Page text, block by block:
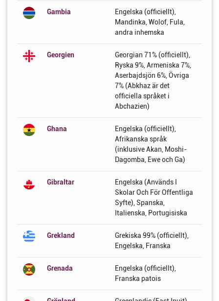
Gambia
Engelska (officiellt),
Mandinka, Wolof, Fula,
andra inhemska
Georgien
Georgian 71% (officiellt),
Ryska 9%, Armeniska 7%,
Aserbajdsjön 6%, Övriga
7% (Abkhaz är det
officiella språket i
Abchazien)
Ghana
Engelska (officiellt),
Afrikanska språk
(inklusive Akan, Moshi-
Dagomba, Ewe och Ga)
Gibraltar
Engelska (Används I
Skolar Och För Offentliga
Syfte), Spanska,
Italienska, Portugisiska
Grekland
Grekiska 99% (officiellt),
Engelska, Franska
Grenada
Engelska (officiellt),
Franska patois